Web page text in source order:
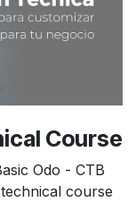
Course
Odo - CTB
course